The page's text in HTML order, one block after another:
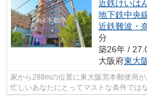
近鉄けいは
地下鉄中央
近鉄難波・
分
築26年 /
大阪府東大
家から288mの位置に東大阪荒本郵便局が
忙しいあなたにとってマストな条件では